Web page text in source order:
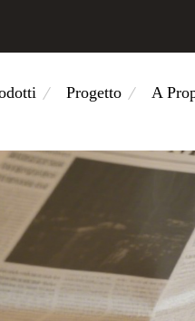
Progetto A